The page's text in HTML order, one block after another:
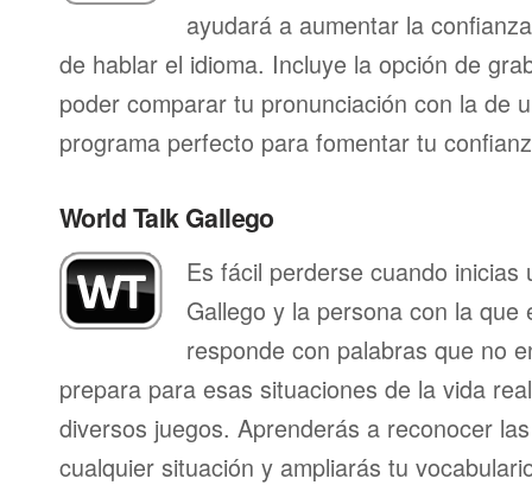
ayudará a aumentar la
de hablar el idioma. Incluye la opción de
poder comparar tu pronunciación con la de
programa perfecto para fomentar tu
World Talk Gallego
Es fácil perderse cuando inicias
Gallego y la persona con la que
responde con palabras que no
prepara para esas situaciones de la vida
diversos juegos. Aprenderás a reconocer
cualquier situación y ampliarás tu